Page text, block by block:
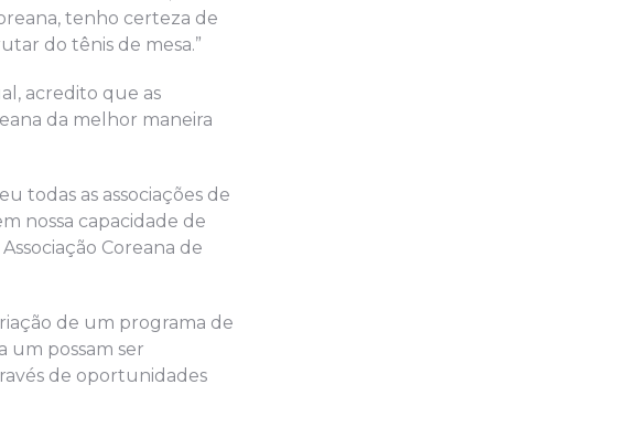
tenho certeza de
do tênis de mesa.”
acredito que as
da melhor maneira
todas as associações de
nossa capacidade de
Coreana de
de um programa de
um possam ser
de oportunidades